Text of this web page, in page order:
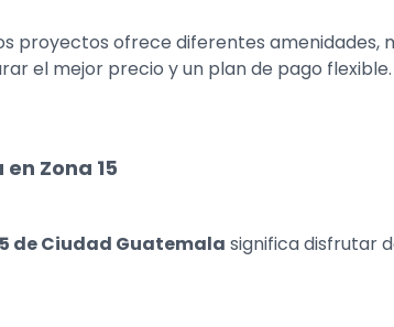
proyectos ofrece diferentes amenidades,
el mejor precio y un plan de pago flexible.
Zona 15
de Ciudad Guatemala significa disfrutar